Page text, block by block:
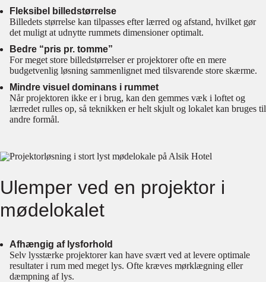
Fleksibel billedstørrelse
Billedets størrelse kan tilpasses efter lærred og afstand, hvilket gør
det muligt at udnytte rummets dimensioner optimalt.
Bedre “pris pr. tomme”
For meget store billedstørrelser er projektorer ofte en mere
budgetvenlig løsning sammenlignet med tilsvarende store skærme.
Mindre visuel dominans i rummet
Når projektoren ikke er i brug, kan den gemmes væk i loftet og
lærredet rulles op, så teknikken er helt skjult og lokalet kan bruges til
andre formål.
Ulemper ved en projektor i
mødelokalet
Afhængig af lysforhold
Selv lysstærke projektorer kan have svært ved at levere optimale
resultater i rum med meget lys. Ofte kræves mørklægning eller
dæmpning af lys.